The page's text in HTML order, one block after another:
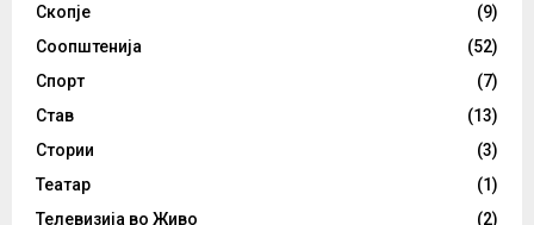
Скопје
(9)
Соопштенија
(52)
Спорт
(7)
Став
(13)
Стории
(3)
Театар
(1)
Телевизија во Живо
(2)